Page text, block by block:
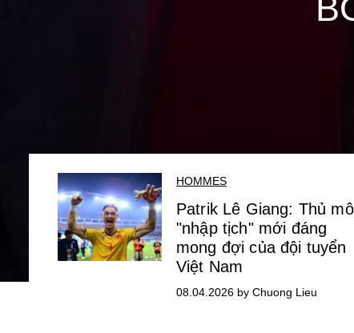
HOMMES
Patrik Lê Giang: Thủ
"nhập tịch" mới đáng
mong đợi của đội tuyển
Việt Nam
08.04.2026 by Chuong Lieu